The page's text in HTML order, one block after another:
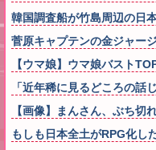
韓国調査船が竹島周辺の日
菅原キャプテンの金ジャ
【ウマ娘】ウマ娘バスト
「近年稀に見るどころの
【画像】まんさん、ぶち切
もしも日本全土がRPG化し